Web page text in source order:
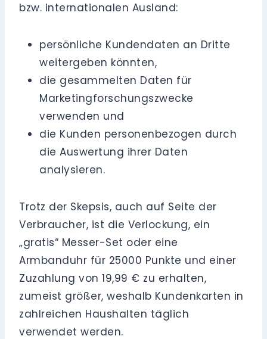
bzw. internationalen Ausland:
persönliche Kundendaten an Dritte
weitergeben könnten,
die gesammelten Daten für
Marketingforschungszwecke
verwenden und
die Kunden personenbezogen durch
die Auswertung ihrer Daten
analysieren.
Trotz der Skepsis, auch auf Seite der
Verbraucher, ist die Verlockung, ein
„gratis“ Messer-Set oder eine
Armbanduhr für 25000 Punkte und einer
Zuzahlung von 19,99 € zu erhalten,
zumeist größer, weshalb Kundenkarten in
zahlreichen Haushalten täglich
verwendet werden.